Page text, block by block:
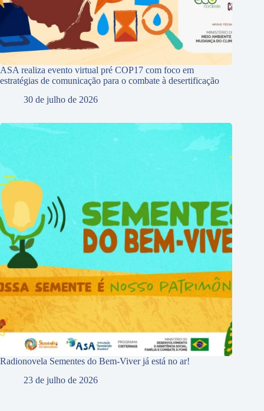
ASA realiza evento virtual pré COP17 com foco em
estratégias de comunicação para o combate à desertificação
30 de julho de 2026
Radionovela Sementes do Bem-Viver já está no ar!
23 de julho de 2026